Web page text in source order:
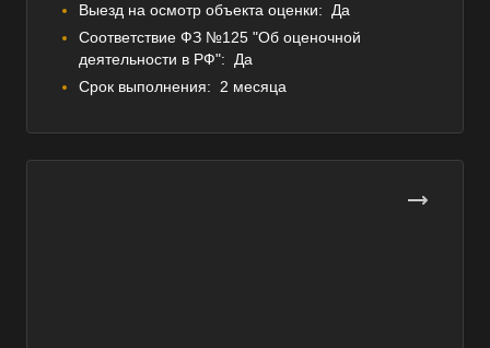
Выезд на осмотр объекта оценки:
Да
Соответствие ФЗ №125 "Об оценочной
деятельности в РФ":
Да
Срок выполнения:
2 месяца